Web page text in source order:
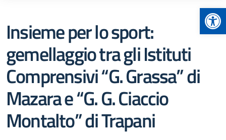
Insieme per lo sport:
gemellaggio tra gli Istituti
Comprensivi “G. Grassa” di
Mazara e “G. G. Ciaccio
Montalto” di Trapani